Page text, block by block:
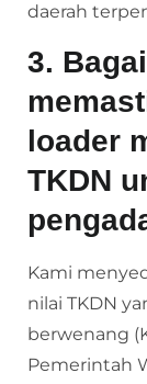
daerah
3.
loader
TKDN
Kami
nilai TKDN
berwenang
Pemerintah